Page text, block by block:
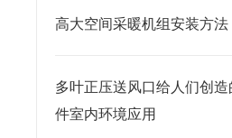
高大空间采暖机组安装方法
多叶正压送风口给人们创造
件室内环境应用